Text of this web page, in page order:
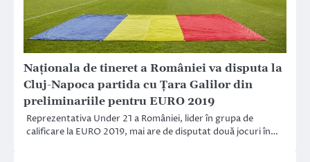
Naționala de tineret a României va disputa la
Cluj-Napoca partida cu Țara Galilor din
preliminariile pentru EURO 2019
Reprezentativa Under 21 a României, lider în grupa de
calificare la EURO 2019, mai are de disputat două jocuri în…